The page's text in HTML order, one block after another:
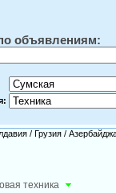
объявлениям:
/ Грузия /
техника